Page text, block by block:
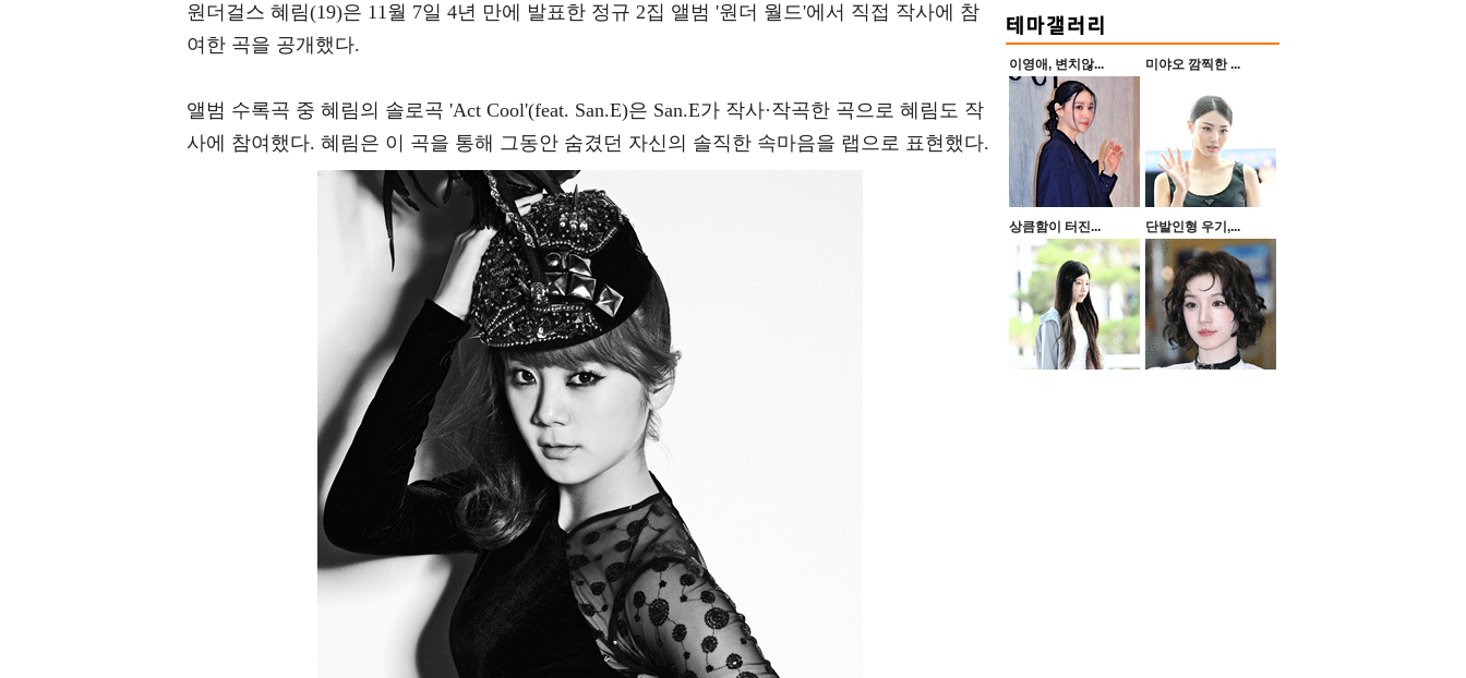
원더걸스 혜림(19)은 11월 7일 4년 만에 발표한 정규 2집 앨범 '원더 월드'에서 직접 작사에 참
여한 곡을 공개했다.
앨범 수록곡 중 혜림의 솔로곡 'Act Cool'(feat. San.E)은 San.E가 작사·작곡한 곡으로 혜림도 작
사에 참여했다. 혜림은 이 곡을 통해 그동안 숨겼던 자신의 솔직한 속마음을 랩으로 표현했다.
이영애, 변치않... 미야오 깜찍한 ...
상큼함이 터진... 단발인형 우기,...